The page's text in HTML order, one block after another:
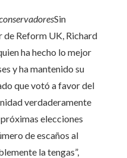
Sin
de Reform UK, Richard
ha hecho lo mejor
y ha mantenido su
que votó a favor del
verdaderamente
elecciones
de escaños al
la tengas”,